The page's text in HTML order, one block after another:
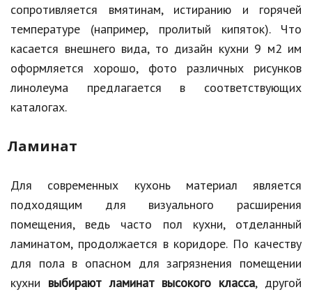
сопротивляется вмятинам, истиранию и горячей
температуре (например, пролитый кипяток). Что
касается внешнего вида, то дизайн кухни 9 м2 им
оформляется хорошо, фото различных рисунков
линолеума предлагается в соответствующих
каталогах.
Ламинат
Для современных кухонь материал является
подходящим для визуального расширения
помещения, ведь часто пол кухни, отделанный
ламинатом, продолжается в коридоре. По качеству
для пола в опасном для загрязнения помещении
кухни выбирают ламинат высокого класса, другой